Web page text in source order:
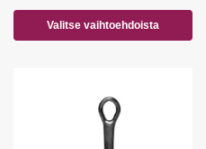
Valitse vaihtoehdoista